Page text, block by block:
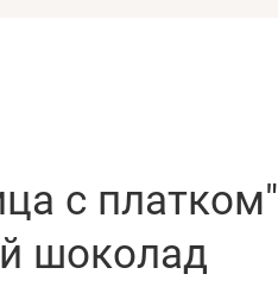
с платком"
шоколад